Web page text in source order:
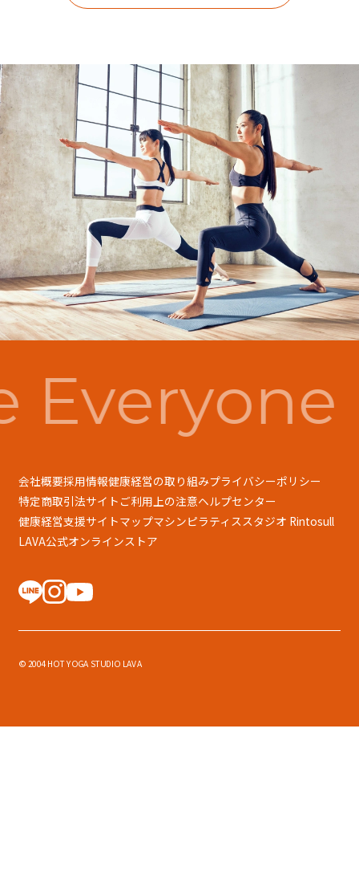
会社概要採用情報健康経営の取り組みプライバシーポリシー
特定商取引法サイトご利用上の注意ヘルプセンター
健康経営支援サイトマップマシンピラティススタジオ Rintosull
LAVA公式オンラインストア
© 2004 HOT YOGA STUDIO LAVA